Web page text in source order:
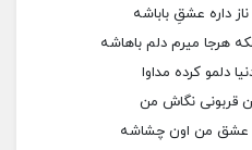
داره عشقِ باباشه
هرجا میرم دلم باهاشه
دلمو کرده مداوا
قربونی نگاش من
عشق من اون چشاشه